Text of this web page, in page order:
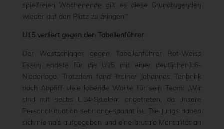
spielfreien Wochenende gilt es diese Grundtugenden
wieder auf den Platz zu bringen.“
U15 verliert gegen den Tabellenführer
Der Westschlager gegen Tabellenführer Rot-Weiss
Essen endete für die U15 mit einer deutlichen1:6-
Niederlage. Trotzdem fand Trainer Johannes Tenbrink
nach Abpfiff viele lobende Worte für sein Team: „Wir
sind mit sechs U14-Spielern angetreten, da unsere
Personalsituation sehr angespannt ist. Die Jungs haben
sich niemals aufgegeben und eine brutale Mentalität an